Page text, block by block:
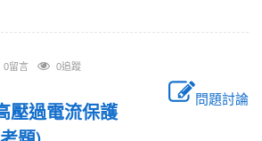
0留言 0追蹤
問題討論
壓過電流保護